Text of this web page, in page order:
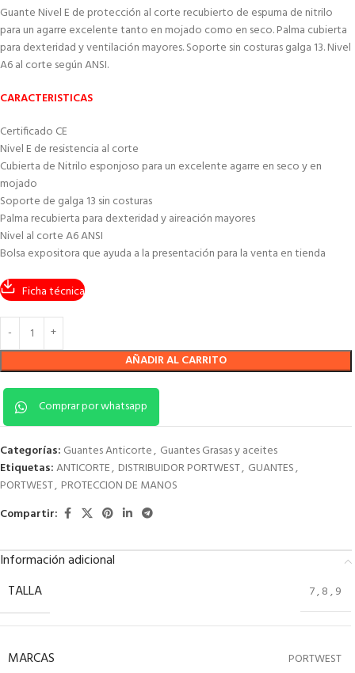
Guante Nivel E de protección al corte recubierto de espuma de nitrilo
para un agarre excelente tanto en mojado como en seco. Palma cubierta
para dexteridad y ventilación mayores. Soporte sin costuras galga 13. Nivel
A6 al corte según ANSI.
CARACTERISTICAS
Certificado CE
Nivel E de resistencia al corte
Cubierta de Nitrilo esponjoso para un excelente agarre en seco y en
mojado
Soporte de galga 13 sin costuras
Palma recubierta para dexteridad y aireación mayores
Nivel al corte A6 ANSI
Bolsa expositora que ayuda a la presentación para la venta en tienda
Ficha técnica
AÑADIR AL CARRITO
Comprar por whatsapp
Categorías: Guantes Anticorte, Guantes Grasas y aceites
Etiquetas:ANTICORTE, DISTRIBUIDOR PORTWEST, GUANTES,
PORTWEST, PROTECCION DE MANOS
Compartir:
Información adicional
TALLA
7,8,9
MARCAS PORTWEST